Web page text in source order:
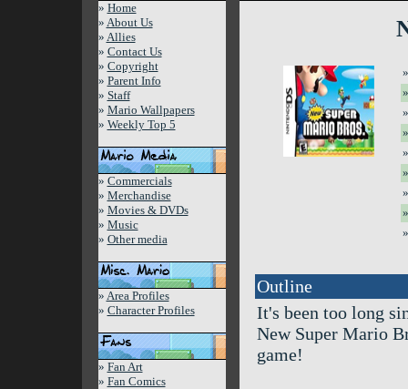
» Home
» About Us
» Allies
» Contact Us
» Copyright
» Parent Info
» Staff
» Mario Wallpapers
» Weekly Top 5
» Commercials
» Merchandise
» Movies & DVDs
» Music
» Other media
» Area Profiles
» Character Profiles
» Fan Art
» Fan Comics
Outline
It's been too long
New Super Mario
game!